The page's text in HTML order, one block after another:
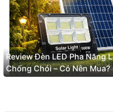
Review Đèn LED Pha Năng
Chống Chói – Có Nên Mua?